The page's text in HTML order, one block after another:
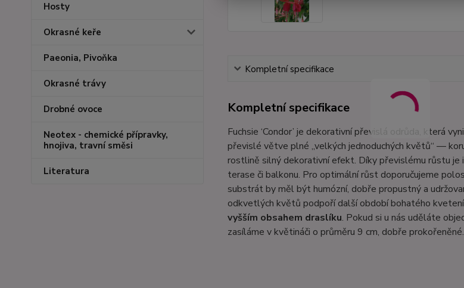
Hosty
Okrasné keře
Paeonia, Pivoňka
Okrasné trávy
Drobné ovoce
Neotex - chemické přípravky,
hnojiva, travní směsi
Literatura
Kompletní specifikace
Kompletní specifikace
Fuchsie ‘Condor’ je dekorativní převislá odrůda, která
převislé větve plné „velkých jednoduchých květů“ —
rostlině silný dekorativní efekt. Díky převislému růstu je
terase či balkonu. Pro optimální růst doporučujeme
substrát by měl být humózní, dobře propustný a
odkvetlých květů podpoří další období bohatého
vyšším obsahem draslíku. Pokud si u nás uděláte
zasíláme v květináči o průměru 9 cm, dobře prokořeněné.